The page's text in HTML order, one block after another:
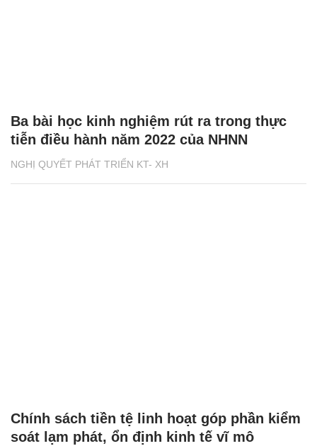
NGHỊ QUYẾT PHÁT TRIỂN KT- XH
Ba bài học kinh nghiệm rút ra trong thực
tiễn điều hành năm 2022 của NHNN
Chính sách tiền tệ linh hoạt góp phần kiểm
soát lạm phát, ổn định kinh tế vĩ mô